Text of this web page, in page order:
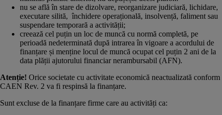
nu se află în stare de dizolvare, reorganizare judiciară, lichidare,
executare silită, închidere operațională, insolvență, faliment sau
suspendare temporară a activității;
creează cel puțin un loc de muncă cu normă completă, pe
perioadă nedeterminată după intrarea în vigoare a acordului de
finanțare și menține locul de muncă ocupat cel puțin 2 ani de la
data plății ajutorului financiar nerambursabil (AFN).
Atenție! Orice societate cu activitate economică neactualizată conform
CAEN Rev. 2 va fi respinsă la finanțare.
Sunt excluse de la finanțare firme care au activități ca: